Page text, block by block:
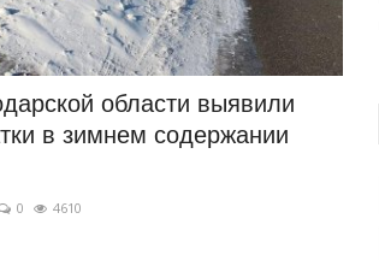
области выявили
в зимнем содержании
0 4610
столицы.